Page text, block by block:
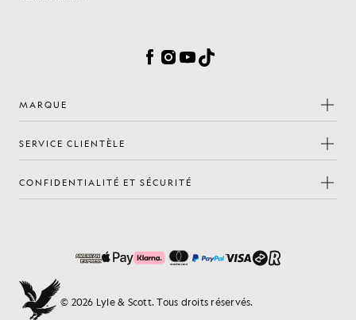
Facebook
Instagram
YouTube
TikTok
MARQUE
SERVICE CLIENTÈLE
CONFIDENTIALITÉ ET SÉCURITÉ
© 2026 Lyle & Scott. Tous droits réservés.